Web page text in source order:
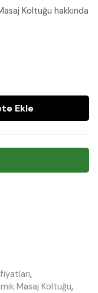
Koltuğu hakkında
Ekle
,
Masaj Koltuğu,